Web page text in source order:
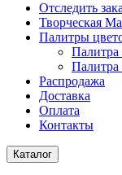
Отследить
Творческая
Палитры
Палитра
Палитра
Распродажа
Доставка
Оплата
Контакты
Каталог